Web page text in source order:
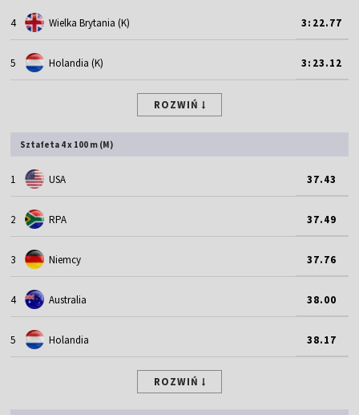
4 Wielka Brytania (K) 3:22.77
5 Holandia (K) 3:23.12
ROZWIŃ
Sztafeta 4 x 100 m (M)
1 USA 37.43
2 RPA 37.49
3 Niemcy 37.76
4 Australia 38.00
5 Holandia 38.17
ROZWIŃ